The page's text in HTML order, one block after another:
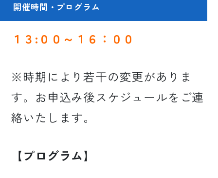
開催時間・プログラム
１３:００～１６： ００
※時期により若干の変更がありま
す。お申込み後スケジュールをご連
絡いたします。
【プログラム】